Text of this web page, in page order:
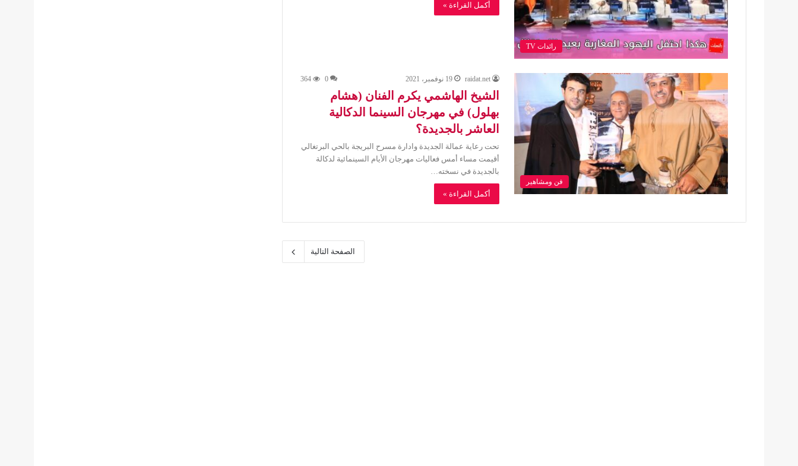
رائدات TV
أكمل القراءة »
فن ومشاهير
raidat.net 19 نوفمبر، 2021 0
364
الشيخ الهاشمي يكرم الفنان (هشام
بهلول) في مهرجان السينما الدكالية
العاشر بالجديدة؟
تحت رعاية عمالة الجديدة وادارة مسرح البريجة بالحي البرتغالي
أقيمت مساء أمس فعاليات مهرجان الأيام السينمائية لدكالة
بالجديدة في نسخته…
أكمل القراءة »
الصفحة التالية